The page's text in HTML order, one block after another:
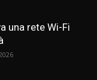
una rete Wi-Fi